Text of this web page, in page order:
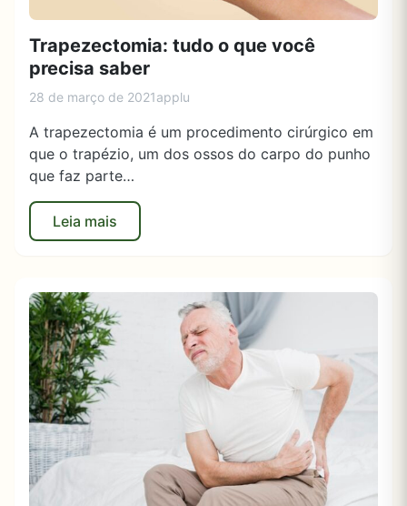
Trapezectomia: tudo o que você
precisa saber
28 de março de 2021applu
A trapezectomia é um procedimento cirúrgico em
que o trapézio, um dos ossos do carpo do punho
que faz parte…
Leia mais